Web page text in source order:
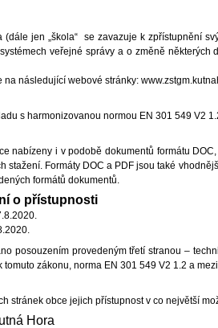
(dále jen „škola“ se zavazuje k zpřístupnění
veřejné správy a o změně
následující webové stránky:
s harmonizovanou normou EN 301 549 V2
nabízeny i v podobě dokumentů formátu
stažení. Formáty DOC a PDF jsou také
formátů dokumentů.
o přístupnosti
posouzením provedeným třetí stranou –
zákonu, norma EN 301 549 V2 1.2 a
stránek obce jejich přístupnost v co největší
Hora